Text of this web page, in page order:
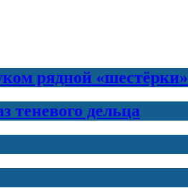
рядной «шестёрки»
теневого дельца